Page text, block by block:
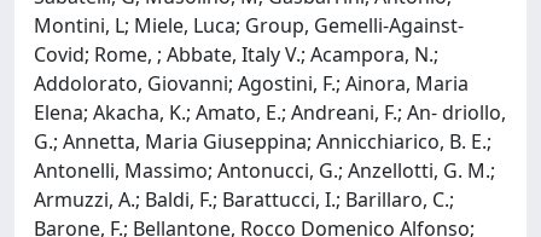
Montini, L; Miele, Luca; Group, Gemelli-Against-
Covid; Rome, ; Abbate, Italy V.; Acampora, N.;
Addolorato, Giovanni; Agostini, F.; Ainora, Maria
Elena; Akacha, K.; Amato, E.; Andreani, F.; An- driollo,
G.; Annetta, Maria Giuseppina; Annicchiarico, B. E.;
Antonelli, Massimo; Antonucci, G.; Anzellotti, G. M.;
Armuzzi, A.; Baldi, F.; Barattucci, I.; Barillaro, C.;
Barone, F.; Bellantone, Rocco Domenico Alfonso;